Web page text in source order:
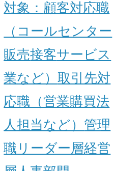
対象： 顧客対応職
（コールセンター
販売接客サービス
業など）取引先対
応職（営業購買法
人担当など） 管理
職 リーダー層経営